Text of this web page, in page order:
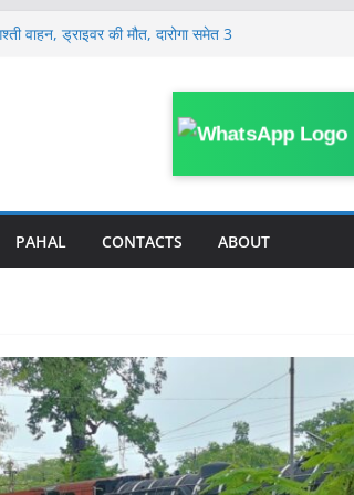
हुए शामिल
कर्मियों ने किया प्रदर्शन, प्रभारी
PAHAL CONTACTS ABOUT